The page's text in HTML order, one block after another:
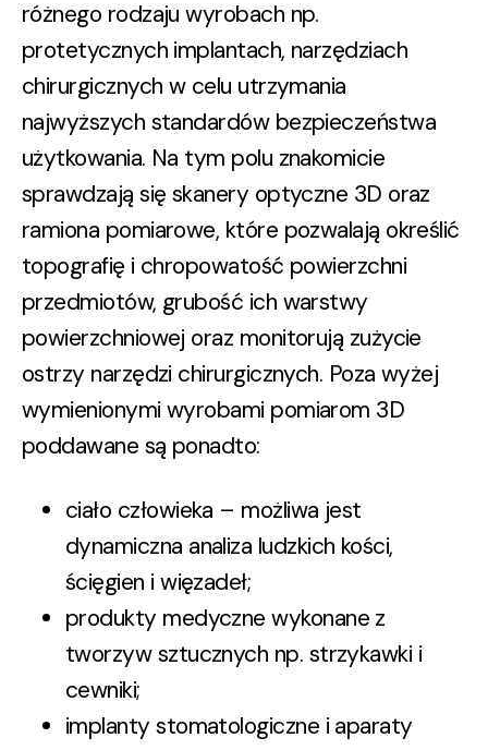
różnego rodzaju wyrobach np.
protetycznych implantach, narzędziach
chirurgicznych w celu utrzymania
najwyższych standardów bezpieczeństwa
użytkowania. Na tym polu znakomicie
sprawdzają się skanery optyczne 3D oraz
ramiona pomiarowe, które pozwalają określić
topografię i chropowatość powierzchni
przedmiotów, grubość ich warstwy
powierzchniowej oraz monitorują zużycie
ostrzy narzędzi chirurgicznych. Poza wyżej
wymienionymi wyrobami pomiarom 3D
poddawane są ponadto:
ciało człowieka – możliwa jest
dynamiczna analiza ludzkich kości,
ścięgien i więzadeł;
produkty medyczne wykonane z
tworzyw sztucznych np. strzykawki i
cewniki;
implanty stomatologiczne i aparaty